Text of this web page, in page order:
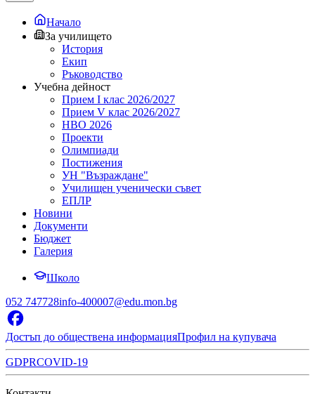
Начало
За училището
История
Екип
Ръководство
Учебна дейност
Прием I клас 2026/2027
Прием V клас 2026/2027
НВО 2026
Проекти
Олимпиади
Постижения
УН "Възраждане"
Училищен ученически съвет
ЕПЛР
Новини
Документи
Бюджет
Галерия
Школо
052 747728info-400007@edu.mon.bg
Достъп до обществена информацияПрофил на купувача
GDPRCOVID-19